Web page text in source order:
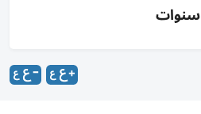
سنوات